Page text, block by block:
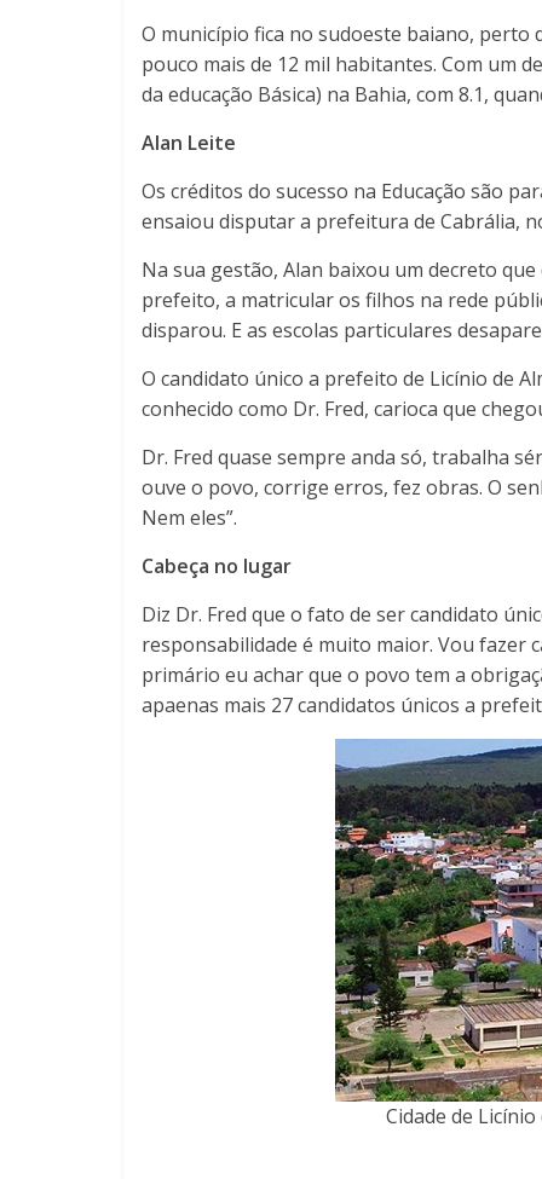
O município fica no sudoeste baiano, perto
pouco mais de 12 mil habitantes. Com um
da educação Básica) na Bahia, com 8.1,
Alan Leite
Os créditos do sucesso na Educação são
ensaiou disputar a prefeitura de Cabrália,
Na sua gestão, Alan baixou um decreto
prefeito, a matricular os filhos na rede
disparou. E as escolas particulares
O candidato único a prefeito de Licínio de
conhecido como Dr. Fred, carioca que
Dr. Fred quase sempre anda só, trabalha
ouve o povo, corrige erros, fez obras. O
Nem eles”.
Cabeça no lugar
Diz Dr. Fred que o fato de ser candidato
responsabilidade é muito maior. Vou fazer
primário eu achar que o povo tem a
apaenas mais 27 candidatos únicos a
Cidade de